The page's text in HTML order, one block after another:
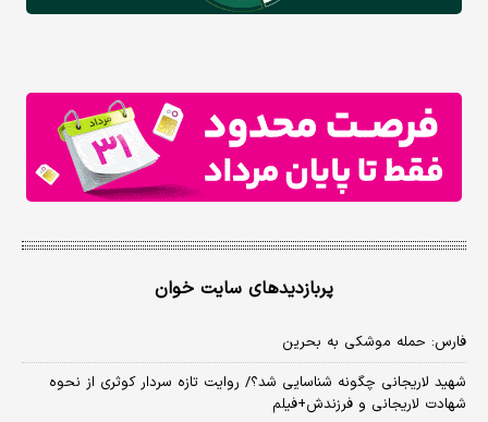
پربازدیدهای سایت خوان
فارس: حمله موشکی به بحرین
شهید لاریجانی چگونه شناسایی شد؟/ روایت تازه سردار کوثری از نحوه
شهادت لاریجانی و فرزندش+فیلم